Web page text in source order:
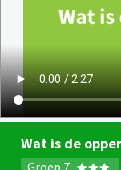
Wat is de
Groep 7